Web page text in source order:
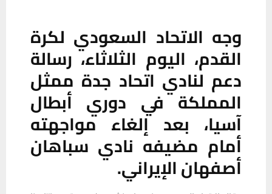
وجه الاتحاد السعودي لكرة
القدم، اليوم الثلاثاء، رسالة
دعم لنادي اتحاد جدة ممثل
المملكة في دوري أبطال
آسيا، بعد إلغاء مواجهته
أمام مضيفه نادي سباهان
أصفهان الإيراني.